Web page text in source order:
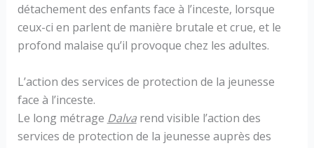
détachement des enfants face à l’inceste, lorsque
ceux-ci en parlent de manière brutale et crue, et le
profond malaise qu’il provoque chez les adultes.
L’action des services de protection de la jeunesse
face à l’inceste.
Le long métrage Dalvarend visible l’action des
services de protection de la jeunesse auprès des